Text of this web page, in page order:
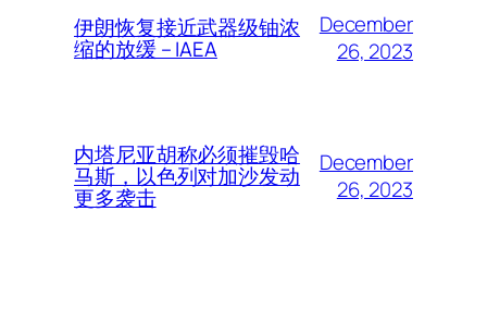
伊朗恢复接近武器级铀浓
缩的放缓 – IAEA
December
26, 2023
内塔尼亚胡称必须摧毁哈
马斯，以色列对加沙发动
更多袭击
December
26, 2023